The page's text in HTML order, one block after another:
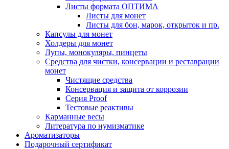
Листы формата ОПТИМА
Листы для монет
Листы для бон, марок, открыток и пр.
Капсулы для монет
Холдеры для монет
Лупы, монокуляры, пинцеты
Средства для чистки, консервации и реставрации
монет
Чистящие средства
Консервация и защита от коррозии
Серия Proof
Тестовые реактивы
Карманные весы
Литература по нумизматике
Ароматизаторы
Подарочный сертификат